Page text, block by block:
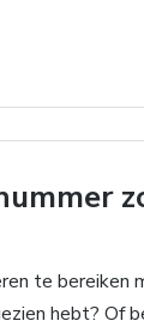
te bereiken
hebt? Of